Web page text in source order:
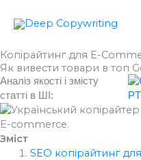
Копірайтинг для E-
Як вивести товари в топ
Аналіз якості і змісту
статті в ШІ:
Зміст
SEO копірайтинг